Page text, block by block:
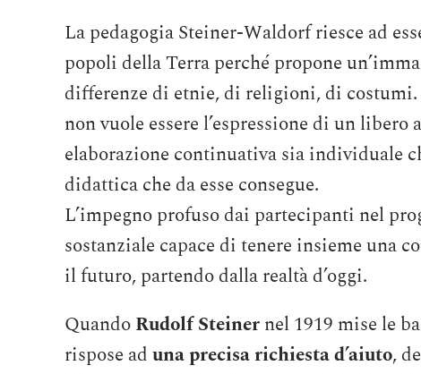
La pedagogia Steiner-Waldorf riesce ad
popoli della Terra perché propone
differenze di etnie, di religioni, di costumi.
non vuole essere l’espressione di un
elaborazione continuativa sia individuale
didattica che da esse consegue.
L’impegno profuso dai partecipanti nel
sostanziale capace di tenere insieme una
il futuro, partendo dalla realtà d’oggi.
QuandoRudolf Steinernel 1919 mise le
rispose aduna precisa richiesta d’aiuto,